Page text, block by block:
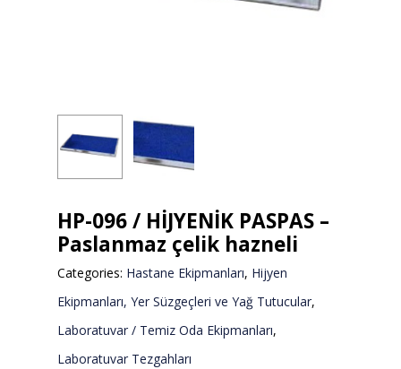
HP-096 / HİJYENİK PASPAS –
Paslanmaz çelik hazneli
Categories: Hastane Ekipmanları, Hijyen
Ekipmanları, Yer Süzgeçleri ve Yağ Tutucular,
Laboratuvar / Temiz Oda Ekipmanları,
Laboratuvar Tezgahları